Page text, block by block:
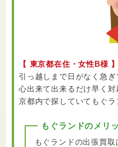
【 東京都在住・女性B様 】
引っ越しまで日がなく急
心出来て出来るだけ早く
京都内で探していてもぐラ
もぐランドのメリ
もぐランドの出張買